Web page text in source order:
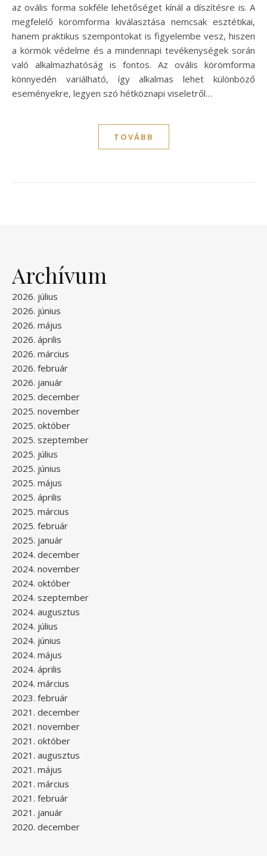
az ovális forma sokféle lehetőséget kínál a díszítésre is. A
megfelelő körömforma kiválasztása nemcsak esztétikai,
hanem praktikus szempontokat is figyelembe vesz, hiszen
a körmök védelme és a mindennapi tevékenységek során
való alkalmazhatóság is fontos. Az ovális körömforma
könnyedén variálható, így alkalmas lehet különböző
eseményekre, legyen szó hétköznapi viseletről…
TOVÁBB
Archívum
2026. július
2026. június
2026. május
2026. április
2026. március
2026. február
2026. január
2025. december
2025. november
2025. október
2025. szeptember
2025. július
2025. június
2025. május
2025. április
2025. március
2025. február
2025. január
2024. december
2024. november
2024. október
2024. szeptember
2024. augusztus
2024. július
2024. június
2024. május
2024. április
2024. március
2023. február
2021. december
2021. november
2021. október
2021. augusztus
2021. május
2021. március
2021. február
2021. január
2020. december